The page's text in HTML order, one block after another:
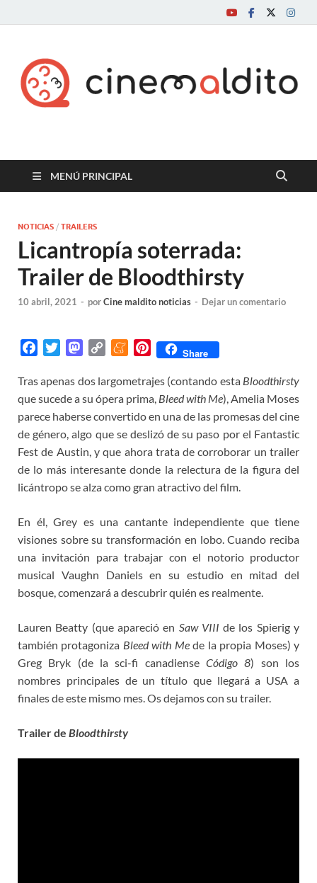
Cine maldito
MENÚ PRINCIPAL
NOTICIAS / TRAILERS
Licantropía soterrada:
Trailer de Bloodthirsty
10 abril, 2021 - porCine maldito noticias - Dejar un comentario
c
e
b
o
o
k
i
t
t
e
r
M
s
t
o
d
o
n
p
y
L
i
n
k
M
n
e
a
m
e
P
n
t
e
r
e
s
t
Share
Tras apenas dos largometrajes (contando esta Bloodthirsty
que sucede a su ópera prima, Bleed with Me), Amelia Moses
parece haberse convertido en una de las promesas del cine
de género, algo que se deslizó de su paso por el Fantastic
Fest de Austin, y que ahora trata de corroborar un trailer
de lo más interesante donde la relectura de la figura del
licántropo se alza como gran atractivo del film.
En él, Grey es una cantante independiente que tiene
visiones sobre su transformación en lobo. Cuando reciba
una invitación para trabajar con el notorio productor
musical Vaughn Daniels en su estudio en mitad del
bosque, comenzará a descubrir quién es realmente.
Lauren Beatty (que apareció en Saw VIII de los Spierig y
también protagoniza Bleed with Mede la propia Moses) y
Greg Bryk (de la sci-fi canadiense Código 8) son los
nombres principales de un título que llegará a USA a
finales de este mismo mes. Os dejamos con su trailer.
Trailer de Bloodthirsty